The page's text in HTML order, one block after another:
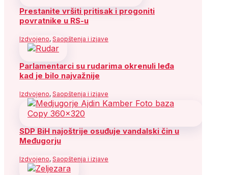
Prestanite vršiti pritisak i progoniti
povratnike u RS-u
Izdvojeno, Saopštenja i izjave
Parlamentarci su rudarima okrenuli leđa
kad je bilo najvažnije
Izdvojeno, Saopštenja i izjave
SDP BiH najoštrije osuđuje vandalski čin u
Međugorju
Izdvojeno, Saopštenja i izjave